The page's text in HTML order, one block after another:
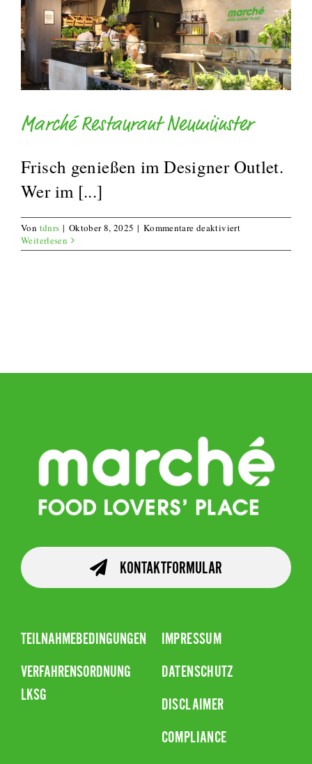
Marché Restaurant Neumünster
Frisch genießen im Designer Outlet.
Wer im [...]
Von tdnrs | Oktober 8, 2025 | Kommentare deaktiviertfür
Restaurant
Weiterlesen
KONTAKTFORMULAR
TEILNAHMEBEDINGUNGEN
VERFAHRENSORDNUNG
LKSG
IMPRESSUM
DATENSCHUTZ
DISCLAIMER
COMPLIANCE